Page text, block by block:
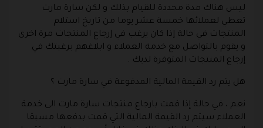
ليس هناك مدة محددة للقيام بذلك و لكن سارة مارت
تعطي لعملائها خمسة عشر يوما من تاريخ استلام
المنتجات في حالة إذا كان يرغب في إرجاع المنتجات مرة اخرى
و يقوم بالتواصل مع خدمة العملاء و ابلاغهم برغبتك في
إرجاع المنتجات المتوفرة لديك .
هل يتم رد القيمة المالية المدفوعة في سارة مارت ؟
نعم ، في حالة إذا قمت بارجاع منتجات سارة مارت الى خدمة
العملاء سيتم رد القيمة المالية التي قمت بدفعها مسبقا